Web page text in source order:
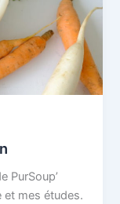
PurSoup’
mes études.